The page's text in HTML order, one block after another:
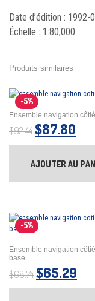
Date d’édition : 1992-
Échelle : 1:80,000
Produits similaires
-5%
Ensemble navigation
$92.44 Le prix
$87.80
AJOUTER AU
-5%
Ensemble navigation
base
$68.74 Le prix
$65.29